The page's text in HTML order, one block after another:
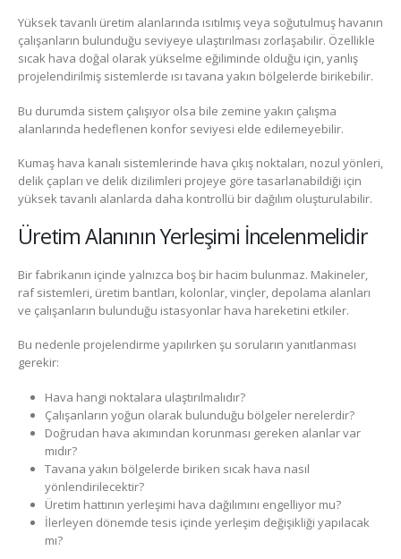
Yüksek tavanlı üretim alanlarında ısıtılmış veya soğutulmuş havanın
çalışanların bulunduğu seviyeye ulaştırılması zorlaşabilir. Özellikle
sıcak hava doğal olarak yükselme eğiliminde olduğu için, yanlış
projelendirilmiş sistemlerde ısı tavana yakın bölgelerde birikebilir.
Bu durumda sistem çalışıyor olsa bile zemine yakın çalışma
alanlarında hedeflenen konfor seviyesi elde edilemeyebilir.
Kumaş hava kanalı sistemlerinde hava çıkış noktaları, nozul yönleri,
delik çapları ve delik dizilimleri projeye göre tasarlanabildiği için
yüksek tavanlı alanlarda daha kontrollü bir dağılım oluşturulabilir.
Üretim Alanının Yerleşimi İncelenmelidir
Bir fabrikanın içinde yalnızca boş bir hacim bulunmaz. Makineler,
raf sistemleri, üretim bantları, kolonlar, vinçler, depolama alanları
ve çalışanların bulunduğu istasyonlar hava hareketini etkiler.
Bu nedenle projelendirme yapılırken şu soruların yanıtlanması
gerekir:
Hava hangi noktalara ulaştırılmalıdır?
Çalışanların yoğun olarak bulunduğu bölgeler nerelerdir?
Doğrudan hava akımından korunması gereken alanlar var
mıdır?
Tavana yakın bölgelerde biriken sıcak hava nasıl
yönlendirilecektir?
Üretim hattının yerleşimi hava dağılımını engelliyor mu?
İlerleyen dönemde tesis içinde yerleşim değişikliği yapılacak
mı?